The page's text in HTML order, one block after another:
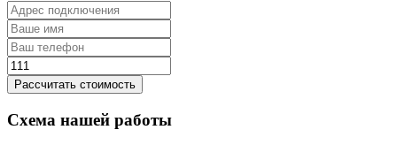
Рассчитать стоимость
Схема нашей работы